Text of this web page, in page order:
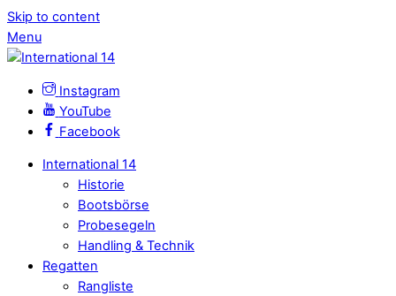
Skip to content
Menu
Instagram
YouTube
Facebook
International 14
Historie
Bootsbörse
Probesegeln
Handling & Technik
Regatten
Rangliste